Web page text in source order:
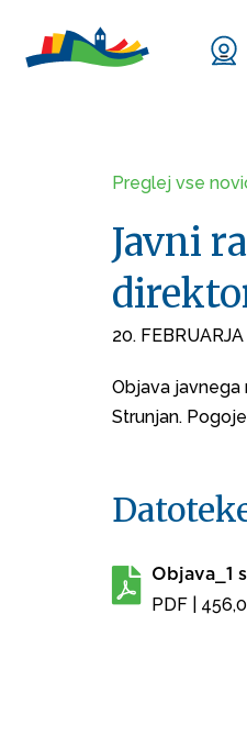
Preglej vse
Javni
20.
Objava javnega
Strunjan.
Objava_1
PDF |